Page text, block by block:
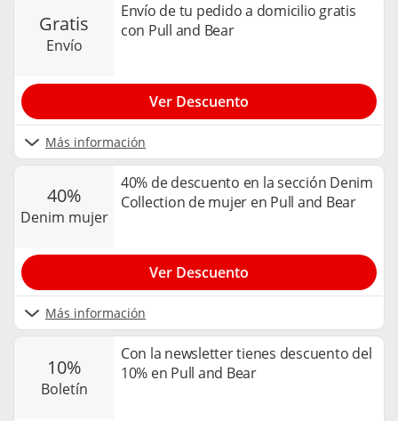
gratis
envío
Envío de tu pedido a domicilio gratis
con Pull and Bear
Más información
Ver Descuento
40%
denim mujer
40% de descuento en la sección Denim
Collection de mujer en Pull and Bear
Más información
Ver Descuento
10%
boletín
Con la newsletter tienes descuento del
10% en Pull and Bear